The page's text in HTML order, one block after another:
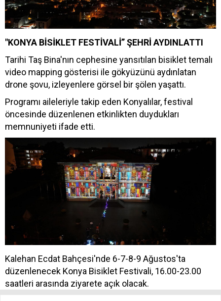
"KONYA BİSİKLET FESTİVALİ” ŞEHRİ AYDINLATTI
Tarihi Taş Bina'nın cephesine yansıtılan bisiklet temalı
video mapping gösterisi ile gökyüzünü aydınlatan
drone şovu, izleyenlere görsel bir şölen yaşattı.
Programı aileleriyle takip eden Konyalılar, festival
öncesinde düzenlenen etkinlikten duydukları
memnuniyeti ifade etti.
Kalehan Ecdat Bahçesi'nde 6-7-8-9 Ağustos'ta
düzenlenecek Konya Bisiklet Festivali, 16.00-23.00
saatleri arasında ziyarete açık olacak.